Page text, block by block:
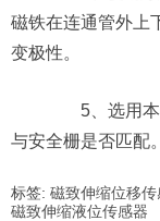
磁铁在连通管外上
变极性。
5、选用本
与安全栅是否匹配。
标签: 磁致伸缩位移传
磁致伸缩液位传感器